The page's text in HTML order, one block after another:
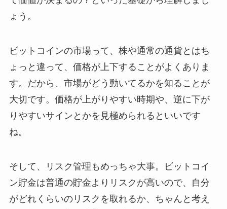
ょう。
ビットコインの市場って、株や通常の通貨とはち
ょっと違って、価格が上下することがよくありま
す。だから、市場がどう動いてるかを知ることが
大切です。価格が上がりやすい時期や、逆に下が
りやすいサインとかを見極められるといいです
ね。
そして、リスク管理もめっちゃ大事。ビットコイ
ン貯金は普通の貯金よりリスクが高いので、自分
がどれくらいのリスクを取れるか、ちゃんと考え